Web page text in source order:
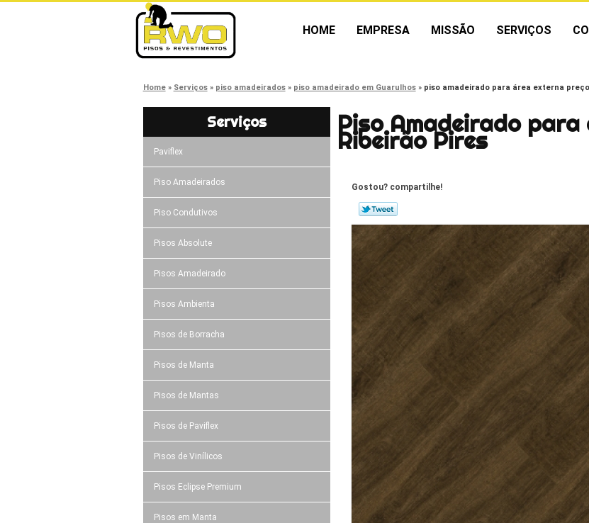
HOME EMPRESA MISSÃO SERVIÇOS
Home Serviços piso amadeirados piso amadeirado em Guarulhos piso amadeirado para área externa
Serviços
Paviflex
Piso Amadeirados
Piso Condutivos
Pisos Absolute
Pisos Amadeirado
Pisos Ambienta
Pisos de Borracha
Pisos de Manta
Pisos de Mantas
Pisos de Paviflex
Pisos de Vinílicos
Pisos Eclipse Premium
Pisos em Manta
Piso Amadeirado
Ribeirão Pires
Gostou? compartilhe!